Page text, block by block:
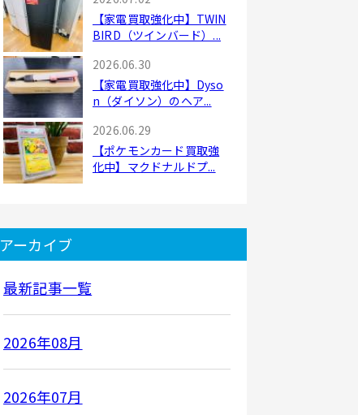
【家電買取強化中】TWIN
BIRD（ツインバード）...
2026.06.30
【家電買取強化中】Dyso
n（ダイソン）のヘア...
2026.06.29
【ポケモンカード買取強
化中】マクドナルドプ...
アーカイブ
最新記事一覧
2026年08月
2026年07月